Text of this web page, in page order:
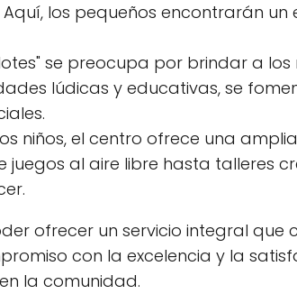
los pequeños encontrarán un
se preocupa por brindar a los
lúdicas y educativas, se
niños, el centro ofrece una
al aire libre hasta talleres
ofrecer un servicio integral que
con la excelencia y la
la comunidad.